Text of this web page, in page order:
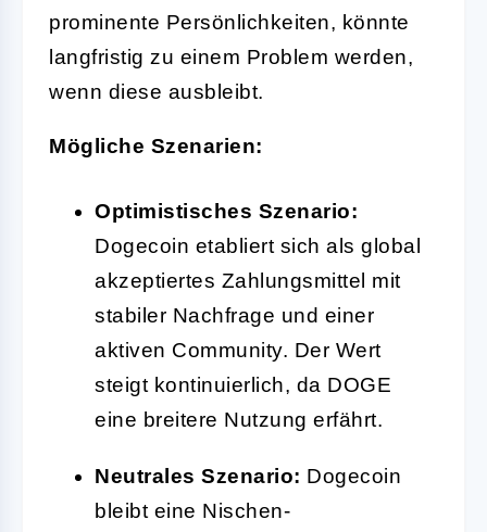
prominente Persönlichkeiten, könnte
langfristig zu einem Problem werden,
wenn diese ausbleibt.
Mögliche Szenarien:
Optimistisches Szenario:
Dogecoin etabliert sich als global
akzeptiertes Zahlungsmittel mit
stabiler Nachfrage und einer
aktiven Community. Der Wert
steigt kontinuierlich, da DOGE
eine breitere Nutzung erfährt.
Neutrales Szenario: Dogecoin
bleibt eine Nischen-